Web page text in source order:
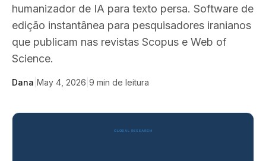
humanizador de IA para texto persa. Software de
edição instantânea para pesquisadores iranianos
que publicam nas revistas Scopus e Web of
Science.
Dana May 4, 2026 9 min de leitura